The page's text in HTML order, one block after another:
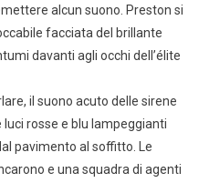
alcun suono. Preston si
facciata del brillante
davanti agli occhi dell’élite
il suono acuto delle sirene
rosse e blu lampeggianti
pavimento al soffitto. Le
e una squadra di agenti